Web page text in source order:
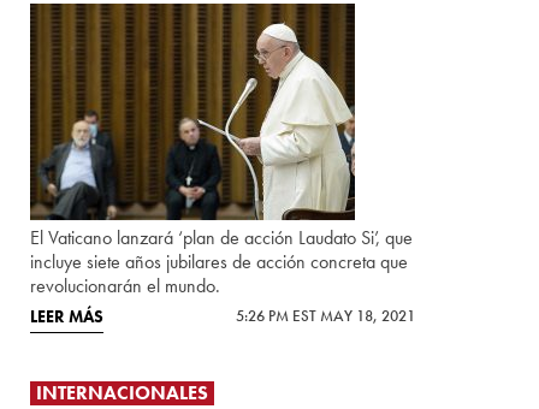
El Vaticano lanzará ‘plan de acción Laudato Si’, que
incluye siete años jubilares de acción concreta que
revolucionarán el mundo.
LEER MÁS 5:26 PM EST MAY 18, 2021
INTERNACIONALES